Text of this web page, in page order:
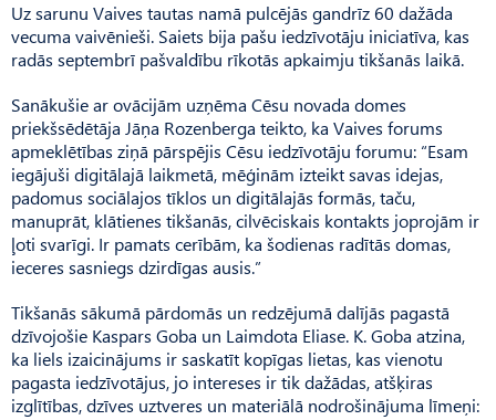
Uz sarunu Vaives tautas namā pulcējās gandrīz 60 dažāda
vecuma vaivēnieši. Saiets bija pašu iedzīvotāju iniciatīva, kas
radās septembrī pašvaldību rīkotās apkaimju tikšanās laikā.
Sanākušie ar ovācijām uzņēma Cēsu novada domes
priekšsēdētāja Jāņa Rozenberga teikto, ka Vaives forums
apmeklētības ziņā pārspējis Cēsu iedzīvotāju forumu: “Esam
iegājuši digitālajā laikmetā, mēģinām izteikt savas idejas,
padomus sociālajos tīklos un digitālajās formās, taču,
manuprāt, klātienes tikšanās, cilvēciskais kontakts joprojām ir
ļoti svarīgi. Ir pamats cerībām, ka šodienas radītās domas,
ieceres sasniegs dzirdīgas ausis.”
Tikšanās sākumā pārdomās un redzējumā dalījās pagastā
dzīvojošie Kaspars Goba un Laimdota Eliase. K. Goba atzina,
ka liels izaicinājums ir saskatīt kopīgas lietas, kas vienotu
pagasta iedzīvotājus, jo intereses ir tik dažādas, atšķiras
izglītības, dzīves uztveres un materiālā nodrošinājuma līmeņi: